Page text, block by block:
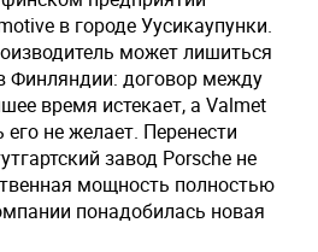
в городе Уусикаупунки.
может лишиться
Финляндии: договор между
время истекает, а Valmet
не желает. Перенести
завод Porsche не
мощность полностью
понадобилась новая